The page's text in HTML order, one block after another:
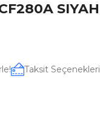
Taksit Seçenekleri